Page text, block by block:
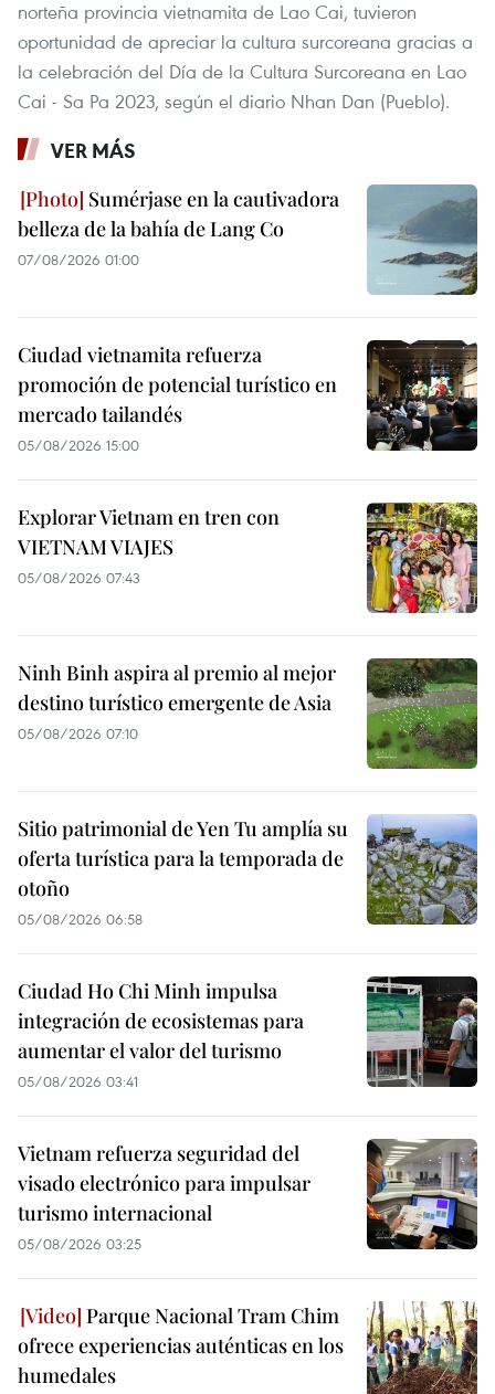
norteña provincia vietnamita de Lao Cai, tuvieron
oportunidad de apreciar la cultura surcoreana gracias a
la celebración del Día de la Cultura Surcoreana en Lao
Cai - Sa Pa 2023, según el diario Nhan Dan (Pueblo).
VER MÁS
Sumérjase en la cautivadora
belleza de la bahía de Lang Co
07/08/2026 01:00
Ciudad vietnamita refuerza
promoción de potencial turístico en
mercado tailandés
05/08/2026 15:00
Explorar Vietnam en tren con
VIETNAM VIAJES
05/08/2026 07:43
Ninh Binh aspira al premio al mejor
destino turístico emergente de Asia
05/08/2026 07:10
Sitio patrimonial de Yen Tu amplía su
oferta turística para la temporada de
otoño
05/08/2026 06:58
Ciudad Ho Chi Minh impulsa
integración de ecosistemas para
aumentar el valor del turismo
05/08/2026 03:41
Vietnam refuerza seguridad del
visado electrónico para impulsar
turismo internacional
05/08/2026 03:25
Parque Nacional Tram Chim
ofrece experiencias auténticas en los
humedales